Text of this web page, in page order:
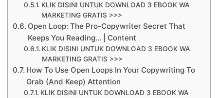
KLIK DISINI UNTUK DOWNLOAD 3 EBOOK WA
MARKETING GRATIS >>>
Open Loop: The Pro-Copywriter Secret That
Keeps You Reading… | Content
KLIK DISINI UNTUK DOWNLOAD 3 EBOOK WA
MARKETING GRATIS >>>
How To Use Open Loops In Your Copywriting To
Grab (And Keep) Attention
KLIK DISINI UNTUK DOWNLOAD 3 EBOOK WA